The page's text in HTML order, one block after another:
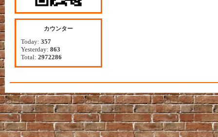
カウンター
Today: 357
Yesterday: 863
Total: 2972286